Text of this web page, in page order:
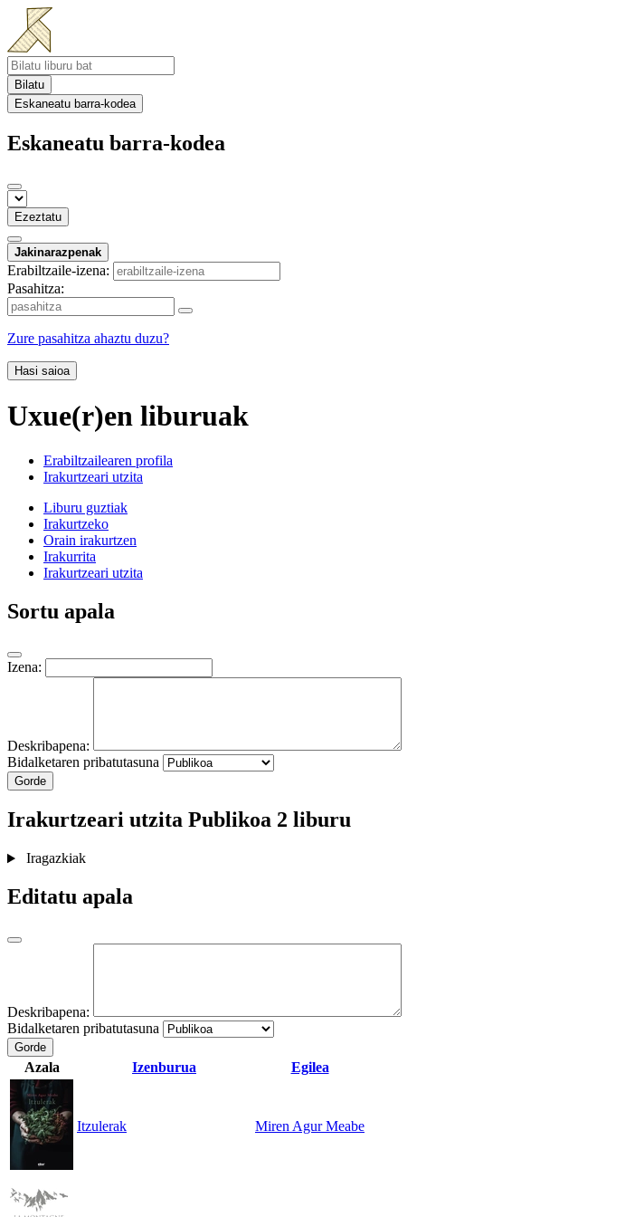
Bilatu
Eskaneatu barra-kodea
Eskaneatu barra-kodea
Ezeztatu
Jakinarazpenak
Erabiltzaile-izena:
Pasahitza:
Zure pasahitza ahaztu duzu?
Hasi saioa
Uxue(r)en liburuak
Erabiltzailearen profila
Irakurtzeari utzita
Liburu guztiak
Irakurtzeko
Orain irakurtzen
Irakurrita
Irakurtzeari utzita
Sortu apala
Izena:
Deskribapena:
Bidalketaren pribatutasuna
Gorde
Irakurtzeari utzita Publikoa 2 liburu
Iragazkiak
Editatu apala
Deskribapena:
Bidalketaren pribatutasuna
Gorde
Azala Izenburua Egilea
Itzulerak Miren Agur Meabe